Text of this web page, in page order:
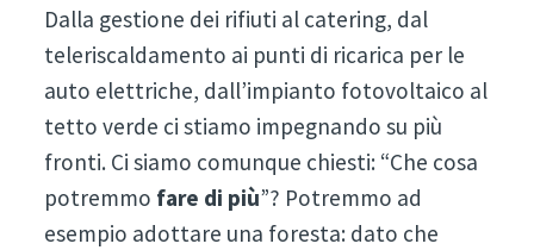
Dalla gestione dei rifiuti al catering, dal
teleriscaldamento ai punti di ricarica per le
auto elettriche, dall’impianto fotovoltaico al
tetto verde ci stiamo impegnando su più
fronti. Ci siamo comunque chiesti: “Che cosa
potremmo fare di più”? Potremmo ad
esempio adottare una foresta: dato che